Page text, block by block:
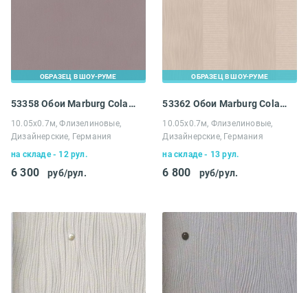
ОБРАЗЕЦ В ШОУ-РУМЕ
53358 Обои Marburg Colani Visions
10.05х0.7м, Флизелиновые,
Дизайнерские, Германия
на складе - 12 рул.
6 300 руб/рул.
ОБРАЗЕЦ В ШОУ-РУМЕ
53362 Обои Marburg Colani Visions
10.05х0.7м, Флизелиновые,
Дизайнерские, Германия
на складе - 13 рул.
6 800 руб/рул.